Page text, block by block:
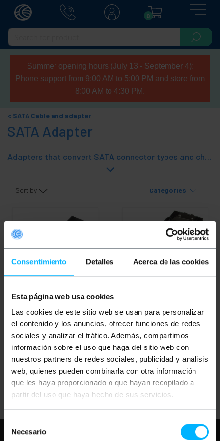
Consentimiento Detalles Acerca de las cookies
Esta página web usa cookies
Las cookies de este sitio web se usan para personalizar
el contenido y los anuncios, ofrecer funciones de redes
sociales y analizar el tráfico. Además, compartimos
información sobre el uso que haga del sitio web con
nuestros partners de redes sociales, publicidad y análisis
web, quienes pueden combinarla con otra información
que les haya proporcionado o que hayan recopilado a
partir del uso que haya hecho de sus servicios.
Selección
Necesario
0
Summer opening hours (July 13 - September 4):
Phone support from 9:00 AM to 5:00 PM and store from
8:00 AM to 4:30 PM.
SATA Cable and adapter
SATA Adapter
Adapters that convert SATA connector types and change of gender.
Sort by Categories
OUTLET55%
BEMATIK
Adapter
Female to SATA 7P-7P-
Female-Latch
PVP
0.51
€0.23
€0.23 VAT inc.
PVD
€0.20
Immediate delivery REF: DN042
Quantity
Adapter SATA
7P-7P Female-to-
Female Latch-Latch
PVP
€
€0.31
€0.31 VAT inc.
PVD
0.45
€0.27
Immediate delivery REF: DN041
Quantity
Need any help?